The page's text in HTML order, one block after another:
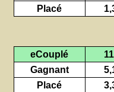
Placé
eCouplé
Gagnant
Placé